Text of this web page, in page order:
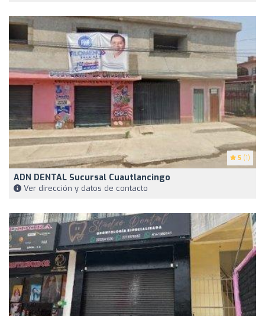
5 (1)
ADN DENTAL Sucursal Cuautlancingo
Ver dirección y datos de contacto